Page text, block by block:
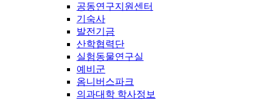
공동연구지원센터
기숙사
발전기금
산학협력단
실험동물연구실
예비군
옴니버스파크
의과대학 학사정보